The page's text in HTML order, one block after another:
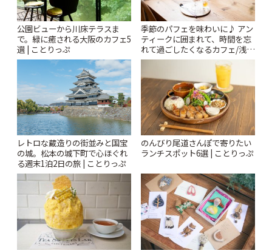
公園ビューから川床テラスま
で。緑に癒される大阪のカフェ5
選 | ことりっぷ
季節のパフェを味わいに♪ アン
ティークに囲まれて、時間を忘
れて過ごしたくなるカフェ/浅草
「annorum cafe」 | ことりっぷ
レトロな蔵造りの街並みと国宝
の城。松本の城下町で心ほぐれ
る週末1泊2日の旅 | ことりっぷ
のんびり尾道さんぽで寄りたい
ランチスポット6選 | ことりっぷ